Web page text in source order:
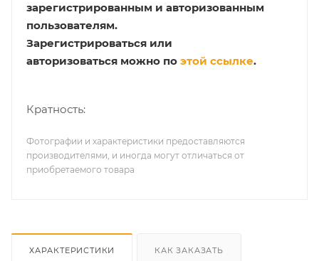
зарегистрированным и авторизованным
пользователям.
Зарегистрироваться или
авторизоваться можно по этой ссылке.
Кратность:
Фотографии и характеристики предоставляются
производителями, и иногда могут отличаться от
приобретаемого товара
ХАРАКТЕРИСТИКИ КАК ЗАКАЗАТЬ